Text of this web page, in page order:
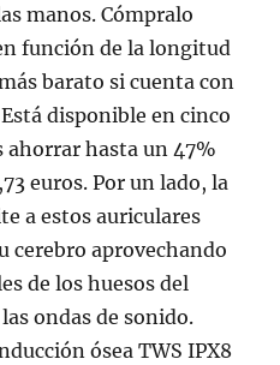
manos. Cómpralo
función de la longitud
barato si cuenta con
disponible en cinco
ahorrar hasta un 47%
euros. Por un lado, la
a estos auriculares
cerebro aprovechando
de los huesos del
ondas de sonido.
ósea TWS IPX8